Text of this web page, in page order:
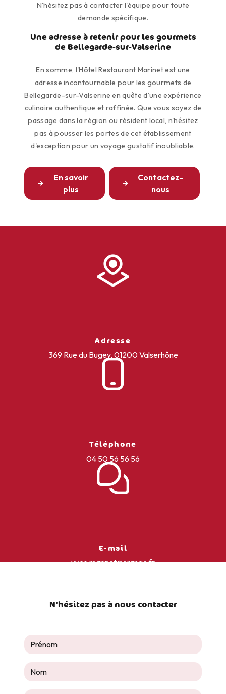
N'hésitez pas à contacter l'équipe pour toute
demande spécifique.
Une adresse à retenir pour les gourmets
de Bellegarde-sur-Valserine
En somme, l'Hôtel Restaurant Marinet est une
adresse incontournable pour les gourmets de
Bellegarde-sur-Valserine en quête d'une expérience
culinaire authentique et raffinée. Que vous soyez de
passage dans la région ou résident local, n'hésitez
pas à pousser les portes de cet établissement
d'exception pour un voyage gustatif inoubliable.
En savoir
plus
Contactez-
nous
Adresse
369 Rue du Bugey, 01200 Valserhône
Téléphone
04 50 56 56 56
E-mail
yves.marinet@orange.fr
N'hésitez pas à nous contacter